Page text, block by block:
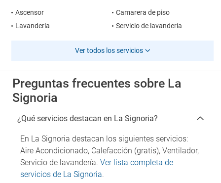
Ascensor
Camarera de piso
Lavandería
Servicio de lavandería
Ver todos los servicios
Preguntas frecuentes sobre La
Signoria
¿Qué servicios destacan en La Signoria?
En La Signoria destacan los siguientes servicios:
Aire Acondicionado, Calefacción (gratis), Ventilador,
Servicio de lavandería. Ver lista completa de
servicios de La Signoria.